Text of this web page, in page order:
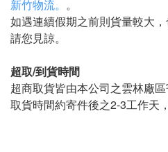
新竹物流。 。
如遇連續假期之前則貨量較大
請您見諒。
超取/到貨時間
超商取貨皆由本公司之雲林廠
取貨時間約寄件後之2-3工作天